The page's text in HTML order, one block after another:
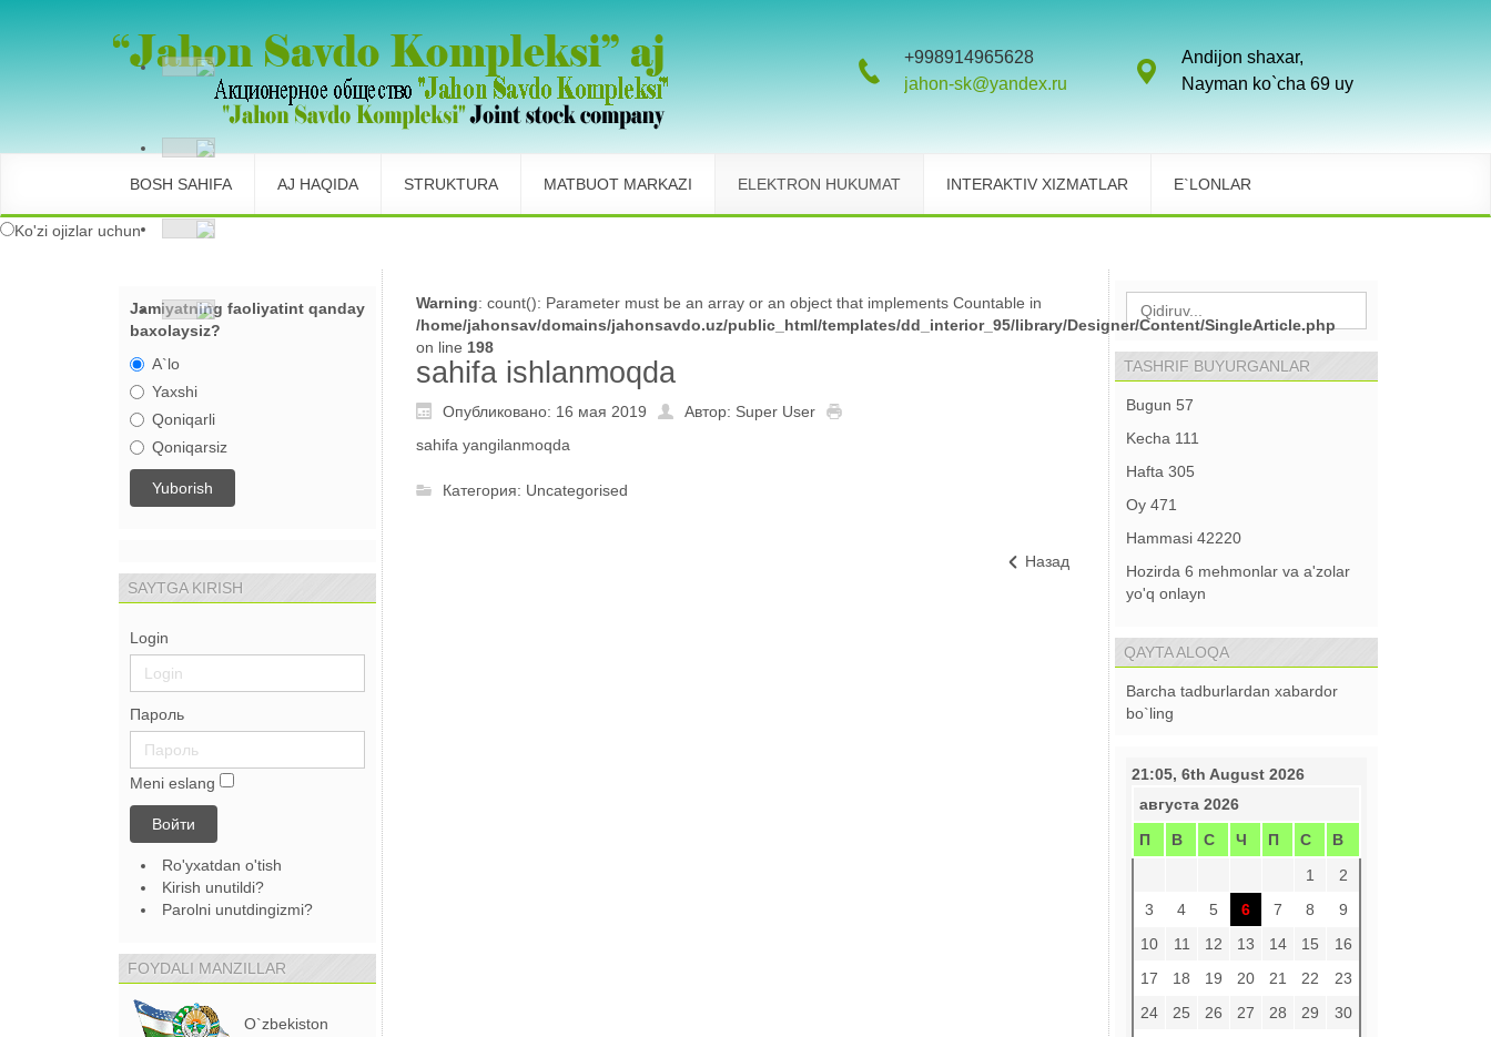
Andijon shaxar,
Nayman ko`cha 69 uy
+998914965628
jahon-sk@yandex.ru
BOSH SAHIFA AJ HAQIDA STRUKTURA MATBUOT MARKAZI ELEKTRON HUKUMAT INTERAKTIV XIZMATLAR E`LONLAR
Ko'zi ojizlar uchun
Jamiyatning faoliyatint qanday
baxolaysiz?
A`lo
Yaxshi
Qoniqarli
Qoniqarsiz
SAYTGA KIRISH
Login
Пароль
Meni eslang
Войти
Ro'yxatdan o'tish
Kirish unutildi?
Parolni unutdingizmi?
FOYDALI MANZILLAR
O`zbekiston
Warning: count(): Parameter must be an array or an object that implements Countable in
/home/jahonsav/domains/jahonsavdo.uz/public_html/templates/dd_interior_95/library/Designer/Content/SingleArticle.php
on line 198
sahifa ishlanmoqda
Опубликовано: 16 мая 2019
Автор: Super User
sahifa yangilanmoqda
Категория: Uncategorised
Назад
TASHRIF BUYURGANLAR
Bugun 57
Kecha 111
Hafta 305
Oy 471
Hammasi 42220
Hozirda 6 mehmonlar va a'zolar
yo'q onlayn
QAYTA ALOQA
Barcha tadburlardan xabardor
bo`ling
21:05, 6th August 2026
августа 2026
П
В С Ч П С
В
1
2
3
4 5 6 7 8
9
10
11 12 13 14 15
16
17
18 19 20 21 22
23
24
25 26 27 28 29
30